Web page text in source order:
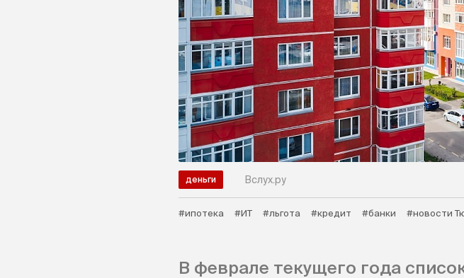
деньги Вслух.ру
#ипотека #ИТ #льгота #кредит #банки #новости
В феврале текущего года